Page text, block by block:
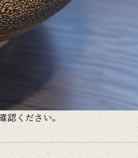
ください。